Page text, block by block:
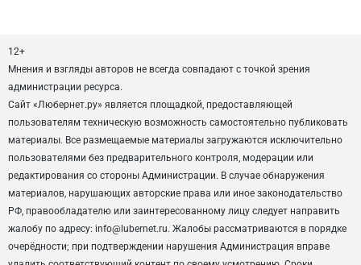
12+
Мнения и взгляды авторов не всегда совпадают с точкой зрения
администрации ресурса.
Сайт «Любернет.ру» является площадкой, предоставляющей
пользователям техническую возможность самостоятельно публиковать
материалы. Все размещаемые материалы загружаются исключительно
пользователями без предварительного контроля, модерации или
редактирования со стороны Администрации. В случае обнаружения
материалов, нарушающих авторские права или иное законодательство
РФ, правообладателю или заинтересованному лицу следует направить
жалобу по адресу: info@lubernet.ru. Жалобы рассматриваются в порядке
очерёдности; при подтверждении нарушения Администрация вправе